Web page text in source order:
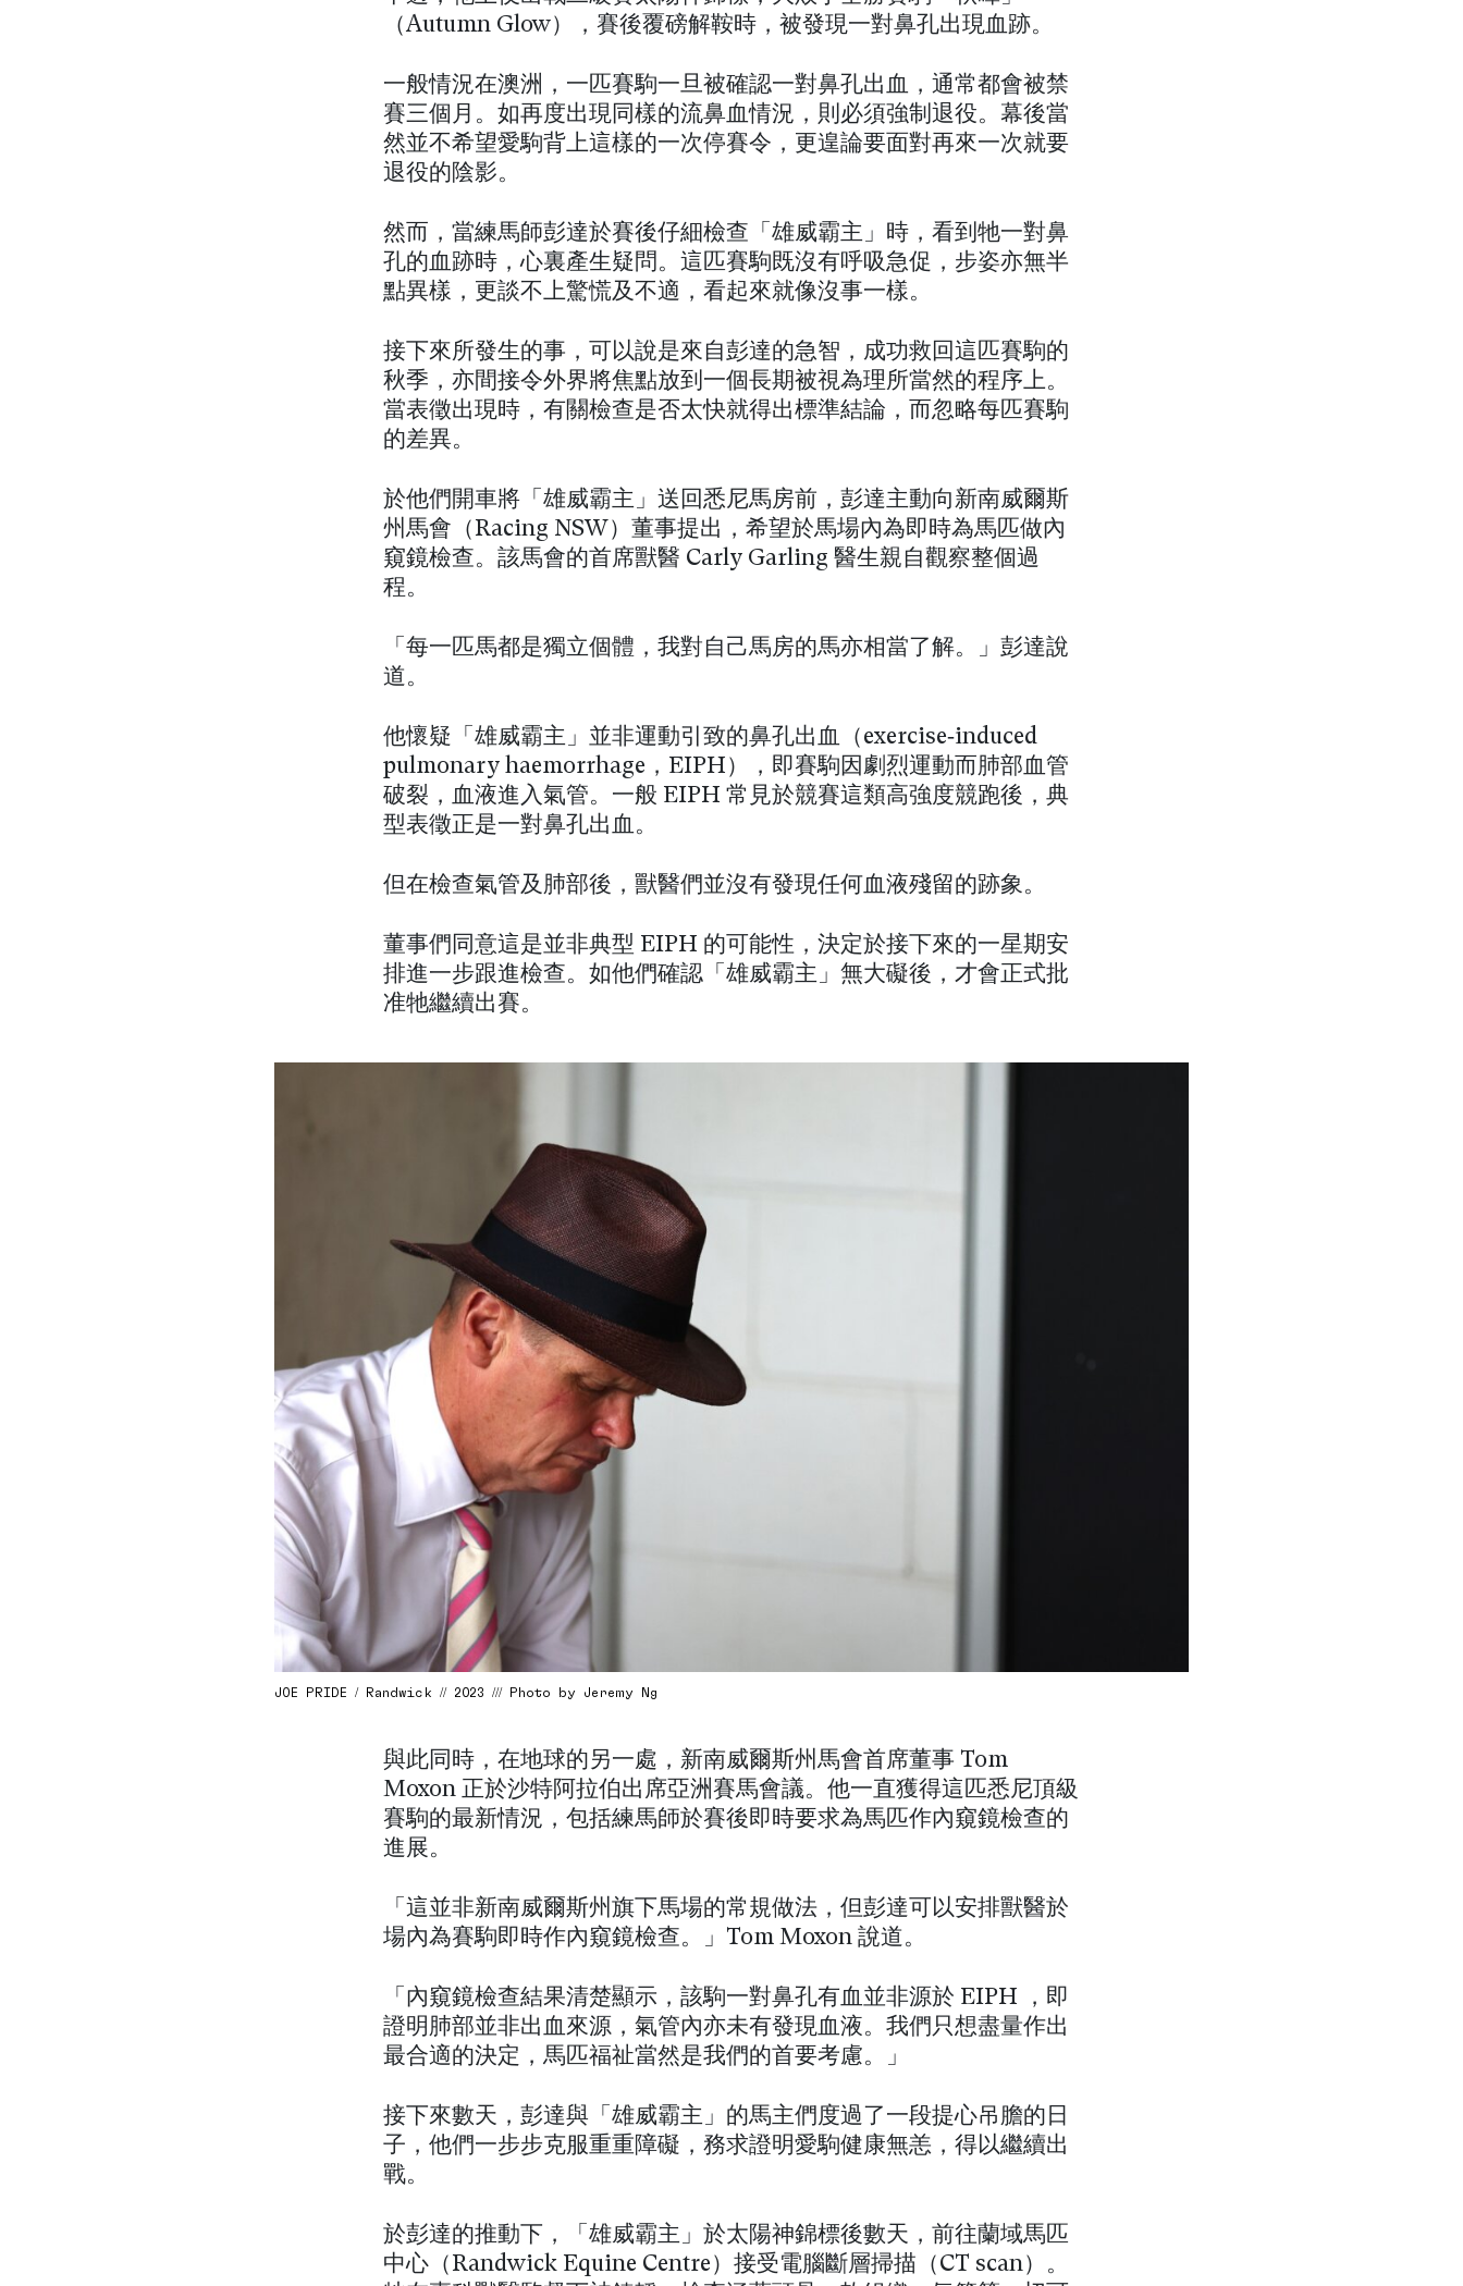
（Autumn Glow），賽後覆磅解鞍時，被發現一對鼻孔出現血跡。
一般情況在澳洲，一匹賽駒一旦被確認一對鼻孔出血，通常都會被禁
賽三個月。如再度出現同樣的流鼻血情況，則必須強制退役。幕後當
然並不希望愛駒背上這樣的一次停賽令，更遑論要面對再來一次就要
退役的陰影。
然而，當練馬師彭達於賽後仔細檢查「雄威霸主」時，看到牠一對鼻
孔的血跡時，心裏產生疑問。這匹賽駒既沒有呼吸急促，步姿亦無半
點異樣，更談不上驚慌及不適，看起來就像沒事一樣。
接下來所發生的事，可以說是來自彭達的急智，成功救回這匹賽駒的
秋季，亦間接令外界將焦點放到一個長期被視為理所當然的程序上。
當表徵出現時，有關檢查是否太快就得出標準結論，而忽略每匹賽駒
的差異。
於他們開車將「雄威霸主」送回悉尼馬房前，彭達主動向新南威爾斯
州馬會（Racing NSW）董事提出，希望於馬場內為即時為馬匹做內
窺鏡檢查。該馬會的首席獸醫 Carly Garling 醫生親自觀察整個過
程。
「每一匹馬都是獨立個體，我對自己馬房的馬亦相當了解。」彭達說
道。
他懷疑「雄威霸主」並非運動引致的鼻孔出血（exercise‑induced
pulmonary haemorrhage，EIPH），即賽駒因劇烈運動而肺部血管
破裂，血液進入氣管。一般 EIPH 常見於競賽這類高強度競跑後，典
型表徵正是一對鼻孔出血。
但在檢查氣管及肺部後，獸醫們並沒有發現任何血液殘留的跡象。
董事們同意這是並非典型 EIPH 的可能性，決定於接下來的一星期安
排進一步跟進檢查。如他們確認「雄威霸主」無大礙後，才會正式批
准牠繼續出賽。
JOE PRIDE / Randwick // 2023 /// Photo by Jeremy Ng
與此同時，在地球的另一處，新南威爾斯州馬會首席董事 Tom
Moxon 正於沙特阿拉伯出席亞洲賽馬會議。他一直獲得這匹悉尼頂級
賽駒的最新情況，包括練馬師於賽後即時要求為馬匹作內窺鏡檢查的
進展。
「這並非新南威爾斯州旗下馬場的常規做法，但彭達可以安排獸醫於
場內為賽駒即時作內窺鏡檢查。」Tom Moxon 說道。
「內窺鏡檢查結果清楚顯示，該駒一對鼻孔有血並非源於 EIPH ，即
證明肺部並非出血來源，氣管內亦未有發現血液。我們只想盡量作出
最合適的決定，馬匹福祉當然是我們的首要考慮。」
接下來數天，彭達與「雄威霸主」的馬主們度過了一段提心吊膽的日
子，他們一步步克服重重障礙，務求證明愛駒健康無恙，得以繼續出
戰。
於彭達的推動下，「雄威霸主」於太陽神錦標後數天，前往蘭域馬匹
中心（Randwick Equine Centre）接受電腦斷層掃描（CT scan）。